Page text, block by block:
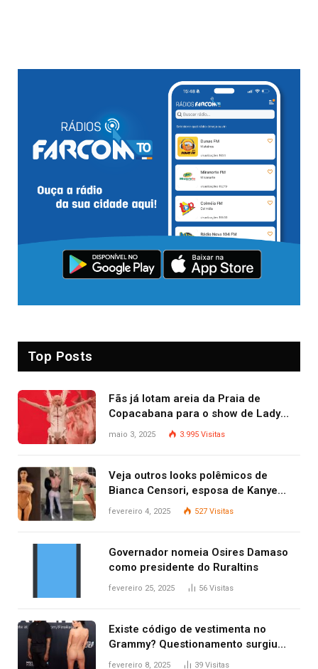
Top Posts
Fãs já lotam areia da Praia de
Copacabana para o show de Lady
Gaga
maio 3, 2025 3.995 Visitas
Veja outros looks polêmicos de
Bianca Censori, esposa de Kanye
West que apareceu nua no Grammy
fevereiro 4, 2025 527 Visitas
Governador nomeia Osires Damaso
como presidente do Ruraltins
fevereiro 25, 2025 56 Visitas
Existe código de vestimenta no
Grammy? Questionamento surgiu
após Bianca Censori, mulher de
fevereiro 8, 2025 39 Visitas